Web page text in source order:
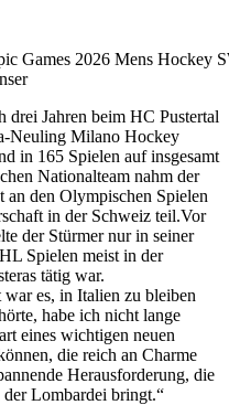
Games 2026 Mens Hockey
drei Jahren beim HC Pustertal
Neuling Milano Hockey
in 165 Spielen auf insgesamt
Nationalteam nahm der
an den Olympischen Spielen
in der Schweiz teil.Vor
der Stürmer nur in seiner
Spielen meist in der
tätig war.
es, in Italien zu bleiben
habe ich nicht lange
eines wichtigen neuen
die reich an Charme
Herausforderung, die
Lombardei bringt.“